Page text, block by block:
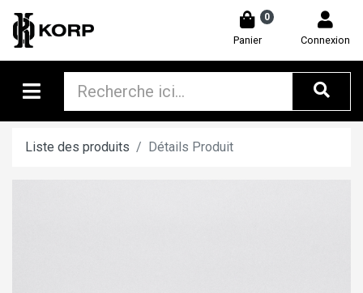
0
Panier Connexion
Liste des produits Détails Produit